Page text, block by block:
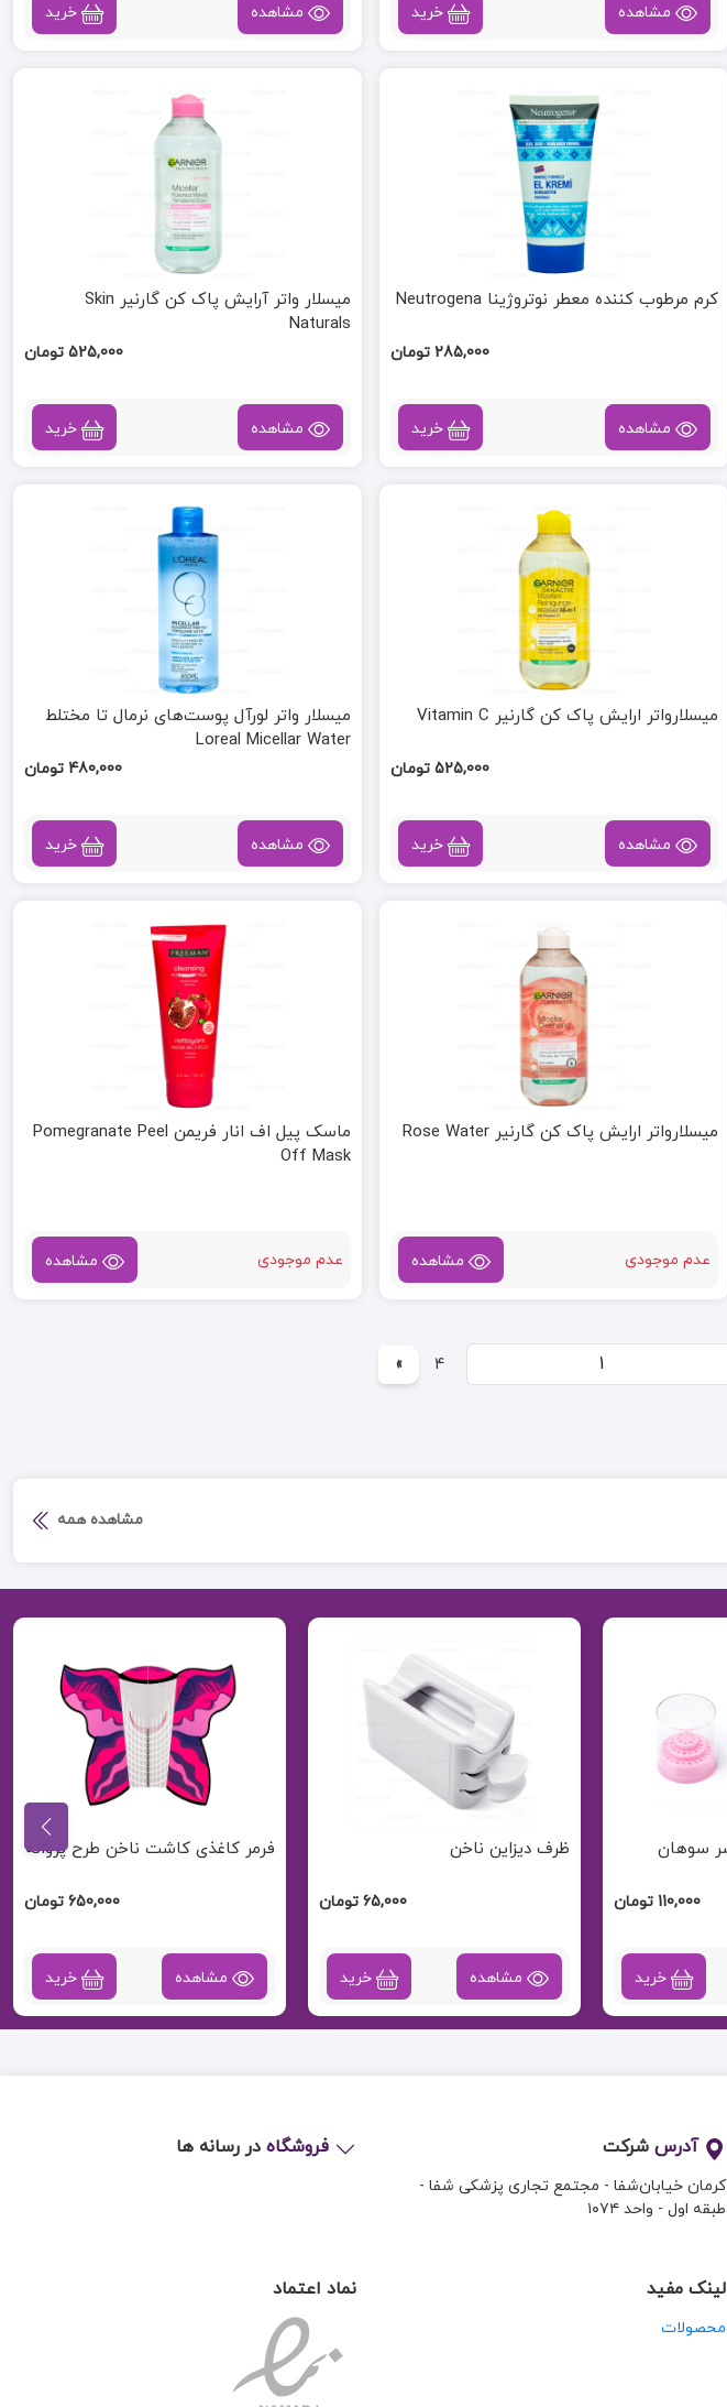
مشاهده خرید مشاهده خرید
کرم مرطوب کننده معطر نوتروژینا Neutrogena
285,000 تومان
مشاهده خرید
میسلار واتر آرایش پاک کن گارنیر Skin
Naturals
525,000 تومان
مشاهده خرید
میسلارواتر ارایش پاک کن گارنیر Vitamin C
525,000 تومان
مشاهده خرید
میسلار واتر لورآل پوست‌های نرمال تا مختلط
Loreal Micellar Water
480,000 تومان
مشاهده خرید
میسلارواتر ارایش پاک کن گارنیر Rose Water
عدم موجودی مشاهده
ماسک پیل اف انار فریمن Pomegranate Peel
Off Mask
عدم موجودی مشاهده
4
»
مشاهده همه
65,000 تومان
خرید
فرمر کاغذی کاشت ناخن طرح پروانه
650,000 تومان
مشاهده خرید
ارتونیل ناخن پا
110,000 تومان
مشاهده خرید
آدرس شرکت
کرمان خیابان‌شفا - مجتمع تجاری پزشکی شفا -
طبقه اول - واحد ۱۰۷۴
فروشگاه در رسانه ها
لینک مفید
محصولات
نماد اعتماد